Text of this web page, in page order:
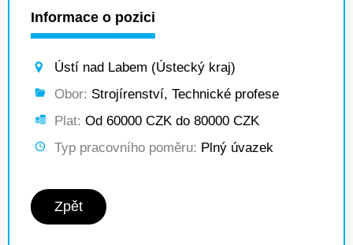
Informace o pozici
Ústí nad Labem (Ústecký kraj)
Obor: Strojírenství, Technické profese
Plat: Od 60000 CZK do 80000 CZK
Typ pracovního poměru: Plný úvazek
Zpět